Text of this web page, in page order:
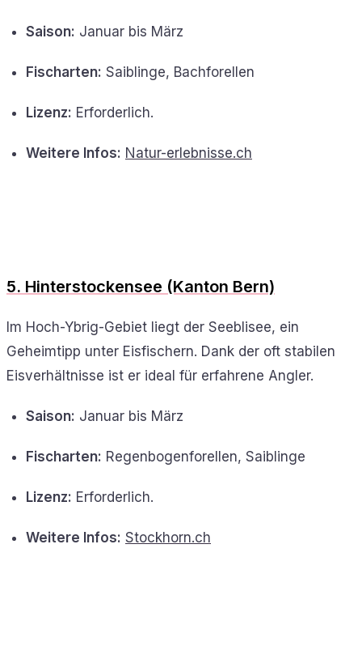
Saison: Januar bis März
Fischarten: Saiblinge, Bachforellen
Lizenz: Erforderlich.
Weitere Infos: Natur-erlebnisse.ch
5. Hinterstockensee (Kanton Bern)
Im Hoch-Ybrig-Gebiet liegt der Seeblisee, ein
Geheimtipp unter Eisfischern. Dank der oft stabilen
Eisverhältnisse ist er ideal für erfahrene Angler.
Saison: Januar bis März
Fischarten: Regenbogenforellen, Saiblinge
Lizenz: Erforderlich.
Weitere Infos: Stockhorn.ch